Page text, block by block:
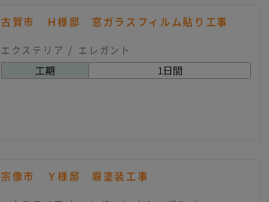
古賀市 Ｈ様邸 窓ガラスフィルム貼り工事
エクステリア エレガント
工期 1日間
宗像市 Ｙ様邸 塀塗装工事